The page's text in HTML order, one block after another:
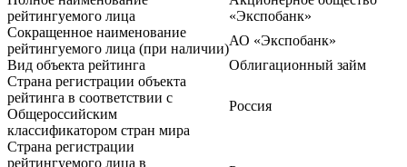
рейтингуемого лица
«Экспобанк»
Сокращенное наименование
рейтингуемого лица (при наличии)
АО «Экспобанк»
Вид объекта рейтинга
Облигационный займ
Страна регистрации объекта
рейтинга в соответствии с
Общероссийским
классификатором стран мира
Россия
Страна регистрации
рейтингуемого лица в